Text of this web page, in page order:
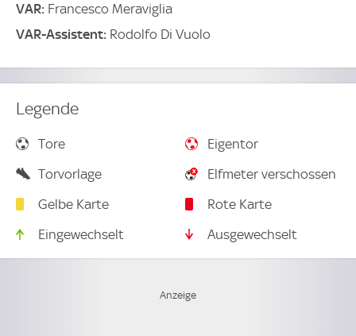
VAR: Francesco Meraviglia
VAR-Assistent: Rodolfo Di Vuolo
Legende
Tore
Eigentor
Torvorlage
Elfmeter verschossen
Gelbe Karte
Rote Karte
Eingewechselt
Ausgewechselt